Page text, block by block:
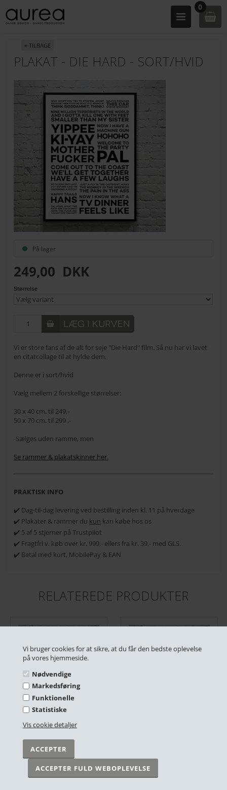
Vi bruger cookies for at sikre, at du får den bedste oplevelse
på vores hjemmeside.
Nødvendige
Markedsføring
Funktionelle
Statistiske
Vis cookie detaljer
0
«-TILBAGE
PLAKAT - DIE HARD - SORT/HVID
På lager
249,00 DKK
Størrelse
Vi er store fans af de alt for seje "Die Hard" film. Så nu har vi lavet
en citatcollage til at hylde dem.
Denne er i sort/hvid
Vælg mellem 2 forskellige størrelser:
30 x 40 cm. til 249,-
50 x 70 cm. til 299 ,-
-Sælges uden ramme, men
Se rammer & plakatskinner her.
PRAKTISK INFO
✔️ Dag-til-dag levering ved bestilling inden kl. 11 på hverdage
✔️ Plakater & rammer du kun kan købe hos os
✔️ 5 af 5 stjerner på Trustpilot
✔️ Fragtfri v. køb over kr. 999,- ellers fra kr. 39,- med GLS.
✔️ Betal med kort, MobilePay & EAN
RELATEREDE PRODUKTER
DKK 249,00
På lager
ANDRE HAR OGSÅ KØBT